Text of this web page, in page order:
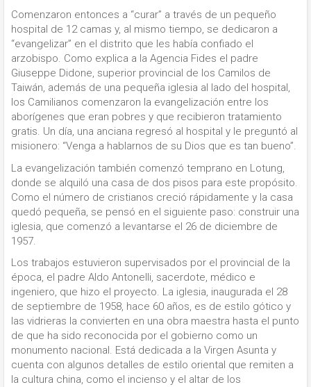
Comenzaron entonces a “curar” a través de un pequeño
hospital de 12 camas y, al mismo tiempo, se dedicaron a
“evangelizar” en el distrito que les había confiado el
arzobispo. Como explica a la Agencia Fides el padre
Giuseppe Didone, superior provincial de los Camilos de
Taiwán, además de una pequeña iglesia al lado del hospital,
los Camilianos comenzaron la evangelización entre los
aborígenes que eran pobres y que recibieron tratamiento
gratis. Un día, una anciana regresó al hospital y le preguntó al
misionero: “Venga a hablarnos de su Dios que es tan bueno”.
La evangelización también comenzó temprano en Lotung,
donde se alquiló una casa de dos pisos para este propósito.
Como el número de cristianos creció rápidamente y la casa
quedó pequeña, se pensó en el siguiente paso: construir una
iglesia, que comenzó a levantarse el 26 de diciembre de
1957.
Los trabajos estuvieron supervisados por el provincial de la
época, el padre Aldo Antonelli, sacerdote, médico e
ingeniero, que hizo el proyecto. La iglesia, inaugurada el 28
de septiembre de 1958, hace 60 años, es de estilo gótico y
las vidrieras la convierten en una obra maestra hasta el punto
de que ha sido reconocida por el gobierno como un
monumento nacional. Está dedicada a la Virgen Asunta y
cuenta con algunos detalles de estilo oriental que remiten a
la cultura china, como el incienso y el altar de los